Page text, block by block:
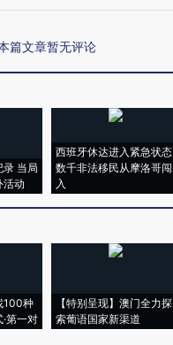
篇文章暂无评论
录 当局
活动
西班牙休达进入紧急状态
数千非法移民从摩洛哥闯
入
100种
第一对
【特别呈现】澳门全力探
索葡语国家新渠道